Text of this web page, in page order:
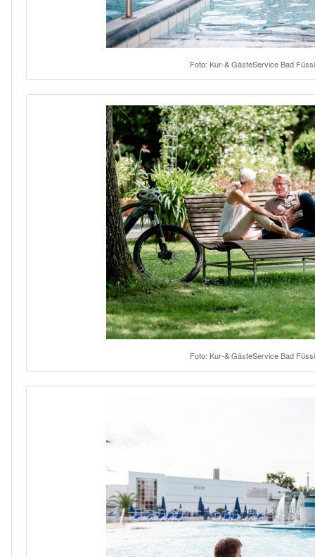
Foto: Kur-& GästeService Bad
Foto: Kur-& GästeService Bad